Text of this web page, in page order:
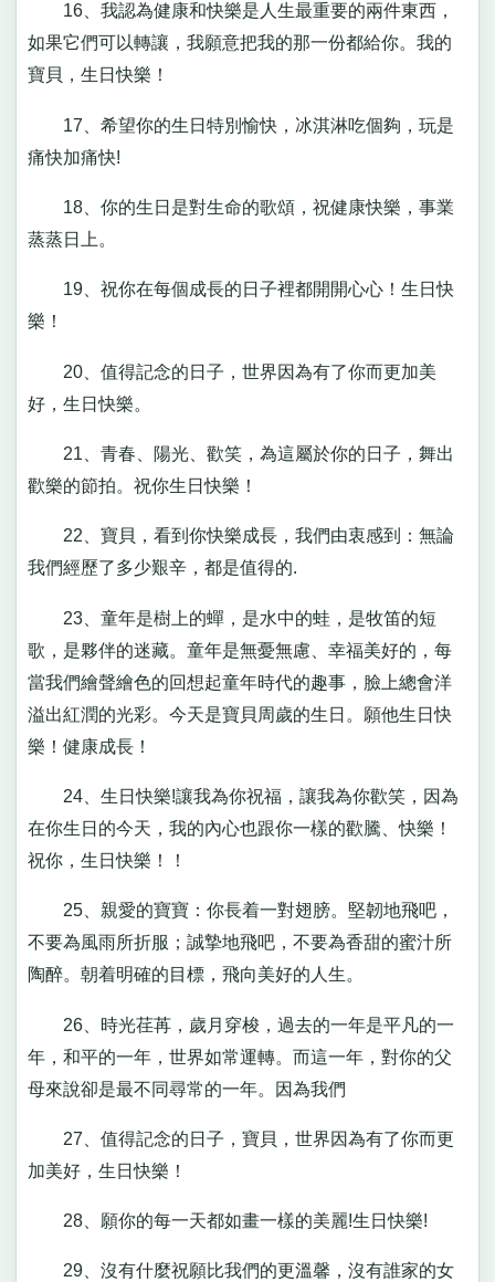
16、我認為健康和快樂是人生最重要的兩件東西，
如果它們可以轉讓，我願意把我的那一份都給你。我的
寶貝，生日快樂！
17、希望你的生日特別愉快，冰淇淋吃個夠，玩是
痛快加痛快!
18、你的生日是對生命的歌頌，祝健康快樂，事業
蒸蒸日上。
19、祝你在每個成長的日子裡都開開心心！生日快
樂！
20、值得記念的日子，世界因為有了你而更加美
好，生日快樂。
21、青春、陽光、歡笑，為這屬於你的日子，舞出
歡樂的節拍。祝你生日快樂！
22、寶貝，看到你快樂成長，我們由衷感到：無論
我們經歷了多少艱辛，都是值得的.
23、童年是樹上的蟬，是水中的蛙，是牧笛的短
歌，是夥伴的迷藏。童年是無憂無慮、幸福美好的，每
當我們繪聲繪色的回想起童年時代的趣事，臉上總會洋
溢出紅潤的光彩。今天是寶貝周歲的生日。願他生日快
樂！健康成長！
24、生日快樂!讓我為你祝福，讓我為你歡笑，因為
在你生日的今天，我的內心也跟你一樣的歡騰、快樂！
祝你，生日快樂！！
25、親愛的寶寶：你長着一對翅膀。堅韌地飛吧，
不要為風雨所折服；誠摯地飛吧，不要為香甜的蜜汁所
陶醉。朝着明確的目標，飛向美好的人生。
26、時光荏苒，歲月穿梭，過去的一年是平凡的一
年，和平的一年，世界如常運轉。而這一年，對你的父
母來說卻是最不同尋常的一年。因為我們
27、值得記念的日子，寶貝，世界因為有了你而更
加美好，生日快樂！
28、願你的每一天都如畫一樣的美麗!生日快樂!
29、沒有什麼祝願比我們的更溫馨，沒有誰家的女